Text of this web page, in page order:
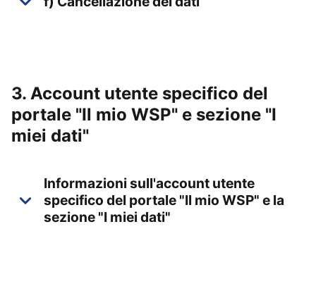
3. Account utente specifico del
portale "Il mio WSP" e sezione "I
miei dati"
Informazioni sull'account utente
specifico del portale "Il mio WSP" e la
sezione "I miei dati"